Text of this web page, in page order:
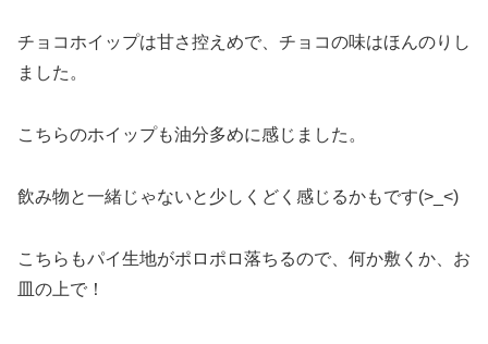
チョコホイップは甘さ控えめで、チョコの味はほんのりし
ました。
こちらのホイップも油分多めに感じました。
飲み物と一緒じゃないと少しくどく感じるかもです(>_<)
こちらもパイ生地がポロポロ落ちるので、何か敷くか、お
皿の上で！